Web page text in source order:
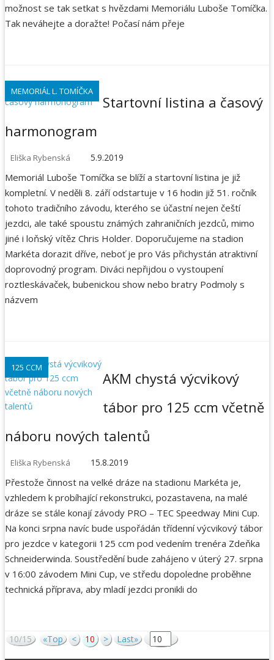
možnost se tak setkat s hvězdami Memoriálu Luboše Tomíčka.
Tak neváhejte a doražte! Počasí nám přeje
MEMORIÁL L. TOMÍČKA
Startovní listina a časový
harmonogram
Eliška Rybenská 5.9.2019
Memoriál Luboše Tomíčka se blíží a startovní listina je již
kompletní. V neděli 8. září odstartuje v 16 hodin již 51. ročník
tohoto tradičního závodu, kterého se účastní nejen čeští
jezdci, ale také spoustu známých zahraničních jezdců, mimo
jiné i loňský vítěz Chris Holder. Doporučujeme na stadion
Markéta dorazit dříve, neboť je pro Vás přichystán atraktivní
doprovodný program. Diváci nepřijdou o vystoupení
roztleskávaček, bubenickou show nebo bratry Podmoly s
názvem
125 CCM
AKM chystá výcvikový
tábor pro 125 ccm včetně
náboru nových talentů
Eliška Rybenská 15.8.2019
Přestože činnost na velké dráze na stadionu Markéta je,
vzhledem k probíhající rekonstrukci, pozastavena, na malé
dráze se stále konají závody PRO – TEC Speedway Mini Cup.
Na konci srpna navíc bude uspořádán třídenní výcvikový tábor
pro jezdce v kategorii 125 ccm pod vedením trenéra Zdeňka
Schneiderwinda. Soustředění bude zahájeno v úterý 27. srpna
v 16:00 závodem Mini Cup, ve středu dopoledne proběhne
technická příprava, aby mladí jezdci pronikli do
10/15 «Top < 10 > Last»